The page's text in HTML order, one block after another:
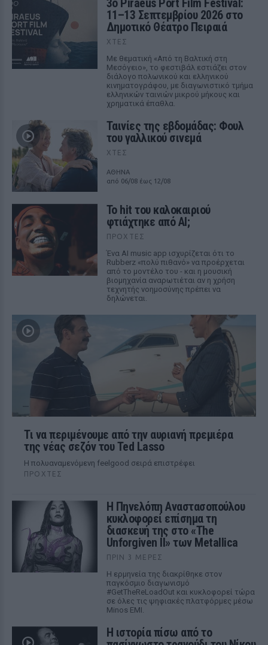
3ο Piraeus Port Film Festival:
11–13 Σεπτεμβρίου 2026 στο
Δημοτικό Θέατρο Πειραιά
ΧΤΕΣ
Με θεματική «Από τη Βαλτική στη
Μεσόγειο», το φεστιβάλ εστιάζει στον
διάλογο πολωνικού και ελληνικού
κινηματογράφου, με διαγωνιστικό τμήμα
ελληνικών ταινιών μικρού μήκους και
χρηματικά έπαθλα.
Ταινίες της εβδομάδας: Φουλ
του γαλλικού σινεμά
ΧΤΕΣ
ΑΘΗΝΑ
από 06/08 έως 12/08
Το hit του καλοκαιριού
φτιάχτηκε από AI;
ΠΡΟΧΤΈΣ
Ένα AI music app ισχυρίζεται ότι το
Rubberz «πολύ πιθανό» να προέρχεται
από το μοντέλο του - και η μουσική
βιομηχανία αναρωτιέται αν η χρήση
τεχνητής νοημοσύνης πρέπει να
δηλώνεται.
Τι να περιμένουμε από την αυριανή πρεμιέρα
της νέας σεζόν του Ted Lasso
Η πολυαναμενόμενη feelgood σειρά επιστρέφει
ΠΡΟΧΤΈΣ
Η Πηνελόπη Αναστασοπούλου
κυκλοφορεί επίσημα τη
διασκευή της στο «The
Unforgiven II» των Metallica
ΠΡΙΝ 3 ΜΈΡΕΣ
Η ερμηνεία της διακρίθηκε στον
παγκόσμιο διαγωνισμό
#GetTheReLoadOut και κυκλοφορεί τώρα
σε όλες τις ψηφιακές πλατφόρμες μέσω
Minos EMI.
Η ιστορία πίσω από το